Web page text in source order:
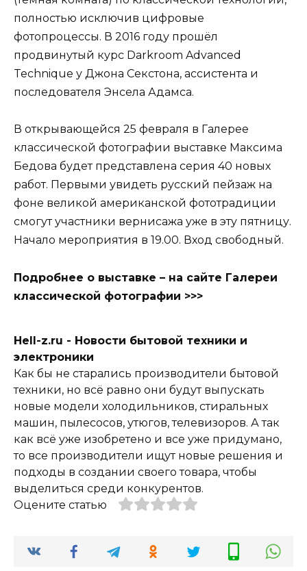
полностью исключив цифровые
фотопроцессы. В 2016 году прошёл
продвинутый курс Darkroom Advanced
Technique у Джона Секстона, ассистента и
последователя Энсела Адамса.
В открывающейся 25 февраля в Галерее
классической фотографии выставке Максима
Бедова будет представлена серия 40 новых
работ. Первыми увидеть русский пейзаж на
фоне великой американской фототрадиции
смогут участники вернисажа уже в эту пятницу.
Начало мероприятия в 19.00. Вход свободный.
Подробнее о выставке – на сайте Галереи
классической фотографии >>>
Hell-z.ru - Новости бытовой техники и
электроники
Как бы не старались производители бытовой
техники, но всё равно они будут выпускать
новые модели холодильников, стиральных
машин, пылесосов, утюгов, телевизоров. А так
как всё уже изобретено и все уже придумано,
то все производители ищут новые решения и
подходы в создании своего товара, чтобы
выделиться среди конкурентов.
Оцените статью